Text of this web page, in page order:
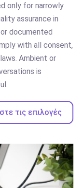
only for narrowly
assurance in
documented
with all consent,
Ambient or
is
τις επιλογές